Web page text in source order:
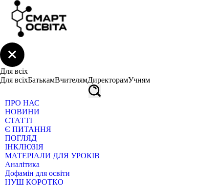
Для всіх
Для всіхБатькамВчителямДиректорамУчням
ПРО НАС
НОВИНИ
СТАТТІ
Є ПИТАННЯ
ПОГЛЯД
ІНКЛЮЗІЯ
МАТЕРІАЛИ ДЛЯ УРОКІВ
Аналітика
Дофамін для освіти
НУШ КОРОТКО